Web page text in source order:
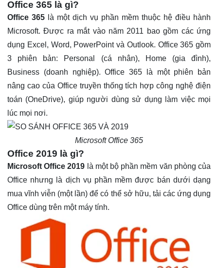
Office 365 là gì?
Office 365 là một dịch vụ phần mềm thuộc hệ điều hành
Microsoft. Được ra mắt vào năm 2011 bao gồm các ứng
dụng Excel, Word, PowerPoint và Outlook. Office 365 gồm
3 phiên bản: Personal (cá nhân), Home (gia đình),
Business (doanh nghiệp). Office 365 là một phiên bản
nâng cao của Office truyền thống tích hợp công nghệ điện
toán (OneDrive), giúp người dùng sử dụng làm việc mọi
lúc mọi nơi.
Microsoft Office 365
Office 2019 là gì?
Microsoft Office 2019 là một bộ phần mềm văn phòng của
Office nhưng là dịch vụ phần mềm được bán dưới dạng
mua vĩnh viễn (một lần) để có thể sở hữu, tải các ứng dụng
Office dùng trên một máy tính.